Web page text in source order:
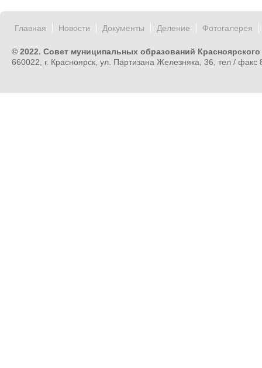
Главная Новости Документы Деление Фотогалерея
© 2022. Совет муниципальных образований Красноярского
660022, г. Красноярск, ул. Партизана Железняка, 36, тел /